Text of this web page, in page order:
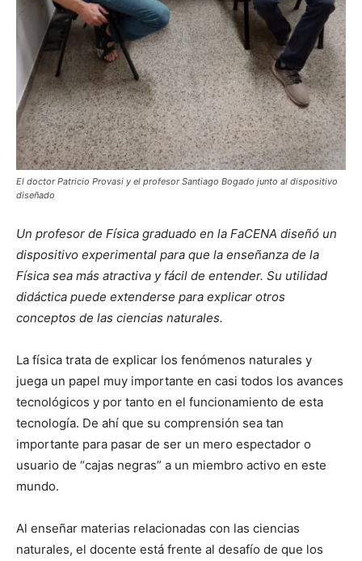
El doctor Patricio Provasi y el profesor Santiago Bogado junto al dispositivo
diseñado
Un profesor de Física graduado en la FaCENA diseñó un
dispositivo experimental para que la enseñanza de la
Física sea más atractiva y fácil de entender. Su utilidad
didáctica puede extenderse para explicar otros
conceptos de las ciencias naturales.
La física trata de explicar los fenómenos naturales y
juega un papel muy importante en casi todos los avances
tecnológicos y por tanto en el funcionamiento de esta
tecnología. De ahí que su comprensión sea tan
importante para pasar de ser un mero espectador o
usuario de “cajas negras” a un miembro activo en este
mundo.
Al enseñar materias relacionadas con las ciencias
naturales, el docente está frente al desafío de que los